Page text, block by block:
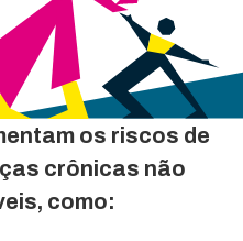
os riscos de
crônicas não
como: